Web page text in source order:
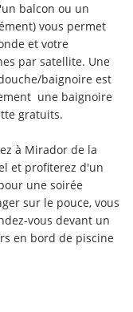
balcon ou un
vous permet
et votre
par satellite. Une
baignoire est
une baignoire
gratuits.
à Mirador de la
et profiterez d'un
une soirée
sur le pouce, vous
vous devant un
en bord de piscine